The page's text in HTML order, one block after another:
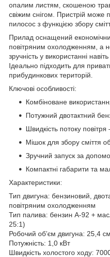
опалим листям, скошеною
свіжим снігом. Пристрій може
пилосос з функцією збору
Прилад оснащений
повітряним охолодженням, а
зручність у використанні
Ідеально підходить для
прибудинкових територій.
Ключові особливості:
Комбіноване
Потужний двотактний
Швидкість потоку
Мішок для збору сміття
Зручний запуск за
Компактні габарити та
Характеристики:
Тип двигуна: бензиновий,
повітряним охолодженням
Тип палива: бензин А-92 +
25:1)
Робочий об’єм двигуна: 25,4
Потужність: 1,0 кВт
Швидкість холостого ходу: